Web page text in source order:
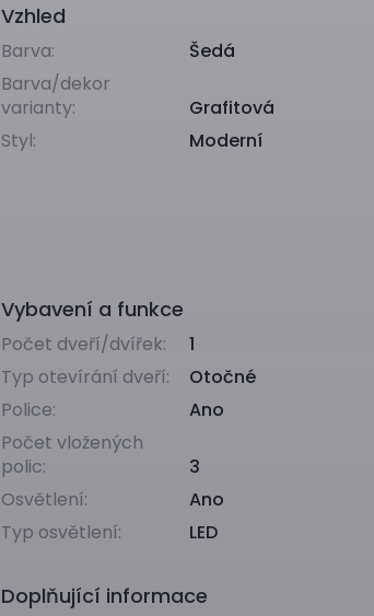
Vzhled
Barva:
Šedá
Barva/dekor
varianty:
Grafitová
Styl:
Moderní
Vybavení a funkce
Počet dveří/dvířek:
1
Typ otevírání dveří:
Otočné
Police:
Ano
Počet vložených
polic:
3
Osvětlení:
Ano
Typ osvětlení:
LED
Doplňující informace